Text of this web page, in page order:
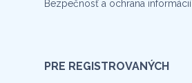
Bezpečnosť a ochrana informácií
PRE REGISTROVANÝCH